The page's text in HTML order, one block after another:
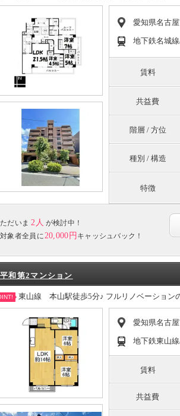
愛知県名古
地下鉄名城
賃料
共益費
階層 / 方位
種別 / 構造
特徴
ただいま 2人 が検討中！
対象者全員に 20,000円 キャッシュバック！
平和第2マンション
東山線 本山駅徒歩5分♪ フルリノベーション
愛知県名古
地下鉄東山
賃料
共益費